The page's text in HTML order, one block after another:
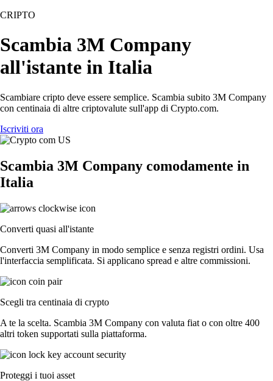
CRIPTO
Scambia 3M Company
all'istante in Italia
Scambiare cripto deve essere semplice. Scambia subito 3M Company
con centinaia di altre criptovalute sull'app di Crypto.com.
Iscriviti ora
Scambia 3M Company comodamente in
Italia
Converti quasi all'istante
Converti 3M Company in modo semplice e senza registri ordini. Usa
l'interfaccia semplificata. Si applicano spread e altre commissioni.
Scegli tra centinaia di crypto
A te la scelta. Scambia 3M Company con valuta fiat o con oltre 400
altri token supportati sulla piattaforma.
Proteggi i tuoi asset